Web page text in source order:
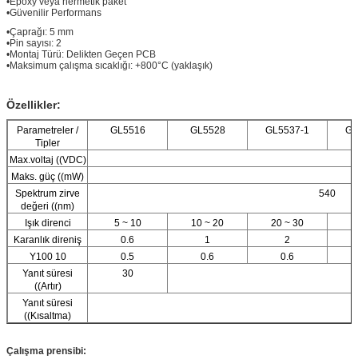
•Güvenilir Performans
•Çaprağı: 5 mm
•Pin sayısı: 2
•Montaj Türü: Delikten Geçen PCB
•Maksimum çalışma sıcaklığı: +800°C (yaklaşık)
Özellikler:
Parametreler /
Tipler
GL5516 GL5528 GL5537-1
Max.voltaj ((VDC)
Maks. güç ((mW)
Spektrum zirve
değeri ((nm)
540
Işık direnci 5 ~ 10 10 ~ 20 20 ~ 30
Karanlık direniş
0.6 1
2
Y100 10
0.5 0.6
0.6
Yanıt süresi
((Artır)
30
Yanıt süresi
((Kısaltma)
Çalışma prensibi: